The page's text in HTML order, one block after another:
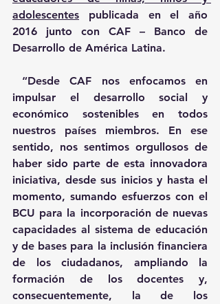
adolescentes publicada en el año
2016 junto con CAF – Banco de
Desarrollo de América Latina.
impulsar el desarrollo social y
económico sostenibles en todos
nuestros países miembros. En ese
sentido, nos sentimos orgullosos de
haber sido parte de esta innovadora
iniciativa, desde sus inicios y hasta el
momento, sumando esfuerzos con el
BCU para la incorporación de nuevas
capacidades al sistema de educación
y de bases para la inclusión financiera
de los ciudadanos, ampliando la
formación de los docentes y,
consecuentemente, la de los